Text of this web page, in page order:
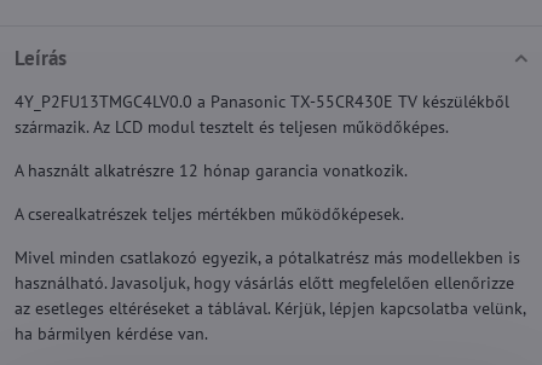
Leírás
4Y_P2FU13TMGC4LV0.0 a Panasonic TX-55CR430E TV készülékből
származik. Az LCD modul tesztelt és teljesen működőképes.
A használt alkatrészre 12 hónap garancia vonatkozik.
A cserealkatrészek teljes mértékben működőképesek.
Mivel minden csatlakozó egyezik, a pótalkatrész más modellekben is
használható. Javasoljuk, hogy vásárlás előtt megfelelően ellenőrizze
az esetleges eltéréseket a táblával. Kérjük, lépjen kapcsolatba velünk,
ha bármilyen kérdése van.